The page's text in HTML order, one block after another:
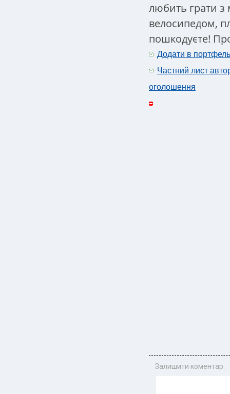
любить грати з
велосипедом,
пошкодуєте!
Додати в портфель
Частний лист
оголошення
Залишити коментар: